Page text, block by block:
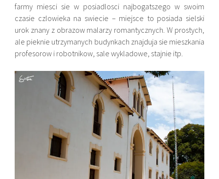
farmy miesci sie w posiadlosci najbogatszego w swoim
czasie czlowieka na swiecie – miejsce to posiada sielski
urok znany z obrazow malarzy romantycznych. W prostych,
ale pieknie utrzymanych budynkach znajduja sie mieszkania
profesorow i robotnikow, sale wykladowe, stajnie itp.